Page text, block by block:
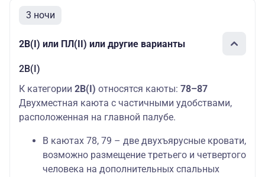
3 ночи
2В(I) или ПЛ(II) или другие варианты
2В(I)
К категории 2В(I) относятся каюты: 78–87
Двухместная каюта с частичными удобствами,
расположенная на главной палубе.
В каютах 78, 79 – две двухъярусные кровати,
возможно размещение третьего и четвертого
человека на дополнительных спальных